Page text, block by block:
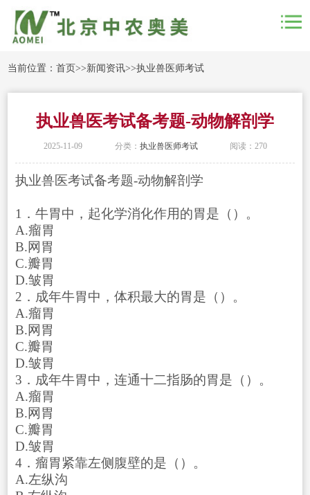
当前位置：首页>>新闻资讯>>执业兽医师考试
执业兽医考试备考题-动物解剖学
2025-11-09 分类： 执业兽医师考试 阅读：270
执业兽医考试备考题-动物解剖学
1．牛胃中，起化学消化作用的胃是（）。
A.瘤胃
B.网胃
C.瓣胃
D.皱胃
2．成年牛胃中，体积最大的胃是（）。
A.瘤胃
B.网胃
C.瓣胃
D.皱胃
3．成年牛胃中，连通十二指肠的胃是（）。
A.瘤胃
B.网胃
C.瓣胃
D.皱胃
4．瘤胃紧靠左侧腹壁的是（）。
A.左纵沟